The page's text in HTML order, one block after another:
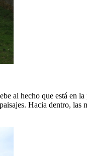
al hecho que está en
Hacia dentro,